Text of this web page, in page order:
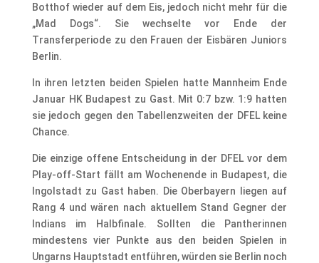
Botthof wieder auf dem Eis, jedoch nicht mehr für die
„Mad Dogs“. Sie wechselte vor Ende der
Transferperiode zu den Frauen der Eisbären Juniors
Berlin.
In ihren letzten beiden Spielen hatte Mannheim Ende
Januar HK Budapest zu Gast. Mit 0:7 bzw. 1:9 hatten
sie jedoch gegen den Tabellenzweiten der DFEL keine
Chance.
Die einzige offene Entscheidung in der DFEL vor dem
Play-off-Start fällt am Wochenende in Budapest, die
Ingolstadt zu Gast haben. Die Oberbayern liegen auf
Rang 4 und wären nach aktuellem Stand Gegner der
Indians im Halbfinale. Sollten die Pantherinnen
mindestens vier Punkte aus den beiden Spielen in
Ungarns Hauptstadt entführen, würden sie Berlin noch